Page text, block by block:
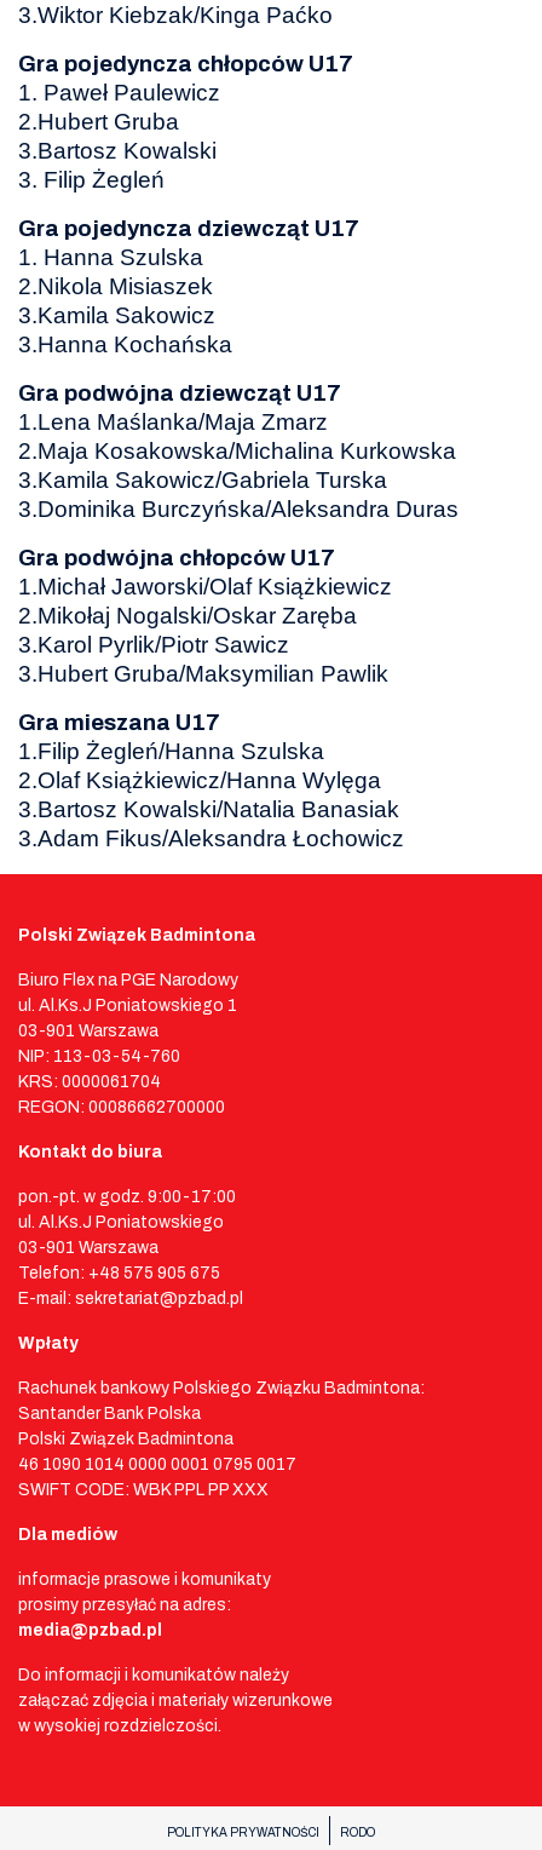
3.Wiktor Kiebzak/Kinga Paćko
Gra pojedyncza chłopców U17
1. Paweł Paulewicz
2.Hubert Gruba
3.Bartosz Kowalski
3. Filip Żegleń
Gra pojedyncza dziewcząt U17
1. Hanna Szulska
2.Nikola Misiaszek
3.Kamila Sakowicz
3.Hanna Kochańska
Gra podwójna dziewcząt U17
1.Lena Maślanka/Maja Zmarz
2.Maja Kosakowska/Michalina Kurkowska
3.Kamila Sakowicz/Gabriela Turska
3.Dominika Burczyńska/Aleksandra Duras
Gra podwójna chłopców U17
1.Michał Jaworski/Olaf Książkiewicz
2.Mikołaj Nogalski/Oskar Zaręba
3.Karol Pyrlik/Piotr Sawicz
3.Hubert Gruba/Maksymilian Pawlik
Gra mieszana U17
1.Filip Żegleń/Hanna Szulska
2.Olaf Książkiewicz/Hanna Wylęga
3.Bartosz Kowalski/Natalia Banasiak
3.Adam Fikus/Aleksandra Łochowicz
Polski Związek Badmintona
Biuro Flex na PGE Narodowy
ul. Al.Ks.J Poniatowskiego 1
03-901 Warszawa
NIP: 113-03-54-760
KRS: 0000061704
REGON: 00086662700000
Kontakt do biura
pon.-pt. w godz. 9:00-17:00
ul. Al.Ks.J Poniatowskiego
03-901 Warszawa
Telefon: +48 575 905 675
E-mail: sekretariat@pzbad.pl
Wpłaty
Rachunek bankowy Polskiego Związku Badmintona:
Santander Bank Polska
Polski Związek Badmintona
46 1090 1014 0000 0001 0795 0017
SWIFT CODE: WBK PPL PP XXX
Dla mediów
informacje prasowe i komunikaty
prosimy przesyłać na adres:
media@pzbad.pl
Do informacji i komunikatów należy
załączać zdjęcia i materiały wizerunkowe
w wysokiej rozdzielczości.
POLITYKA PRYWATNOŚCI RODO